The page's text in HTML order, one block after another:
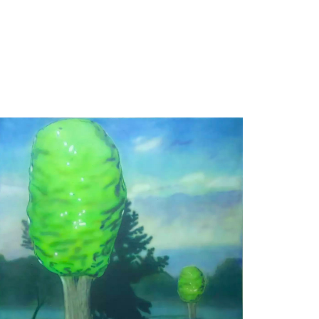
об’єктами в галерейному просторі та
працює в унікальній
В роботах переосмислює тему
живопису і сьогодення.
його творчість отримало широке
ряд персональних виставкових
проектів: Kyiv Contemporary в
(2013, Київ), «Теорія
просторі Інституту
мистецтва, Національної академії